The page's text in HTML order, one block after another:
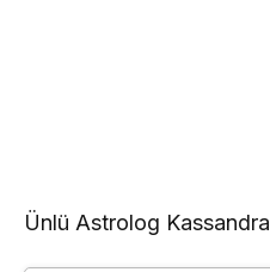
Ünlü Astrolog Kassandra